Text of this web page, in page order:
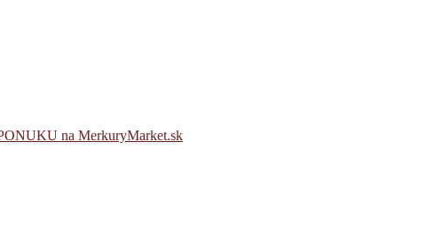
na MerkuryMarket.sk